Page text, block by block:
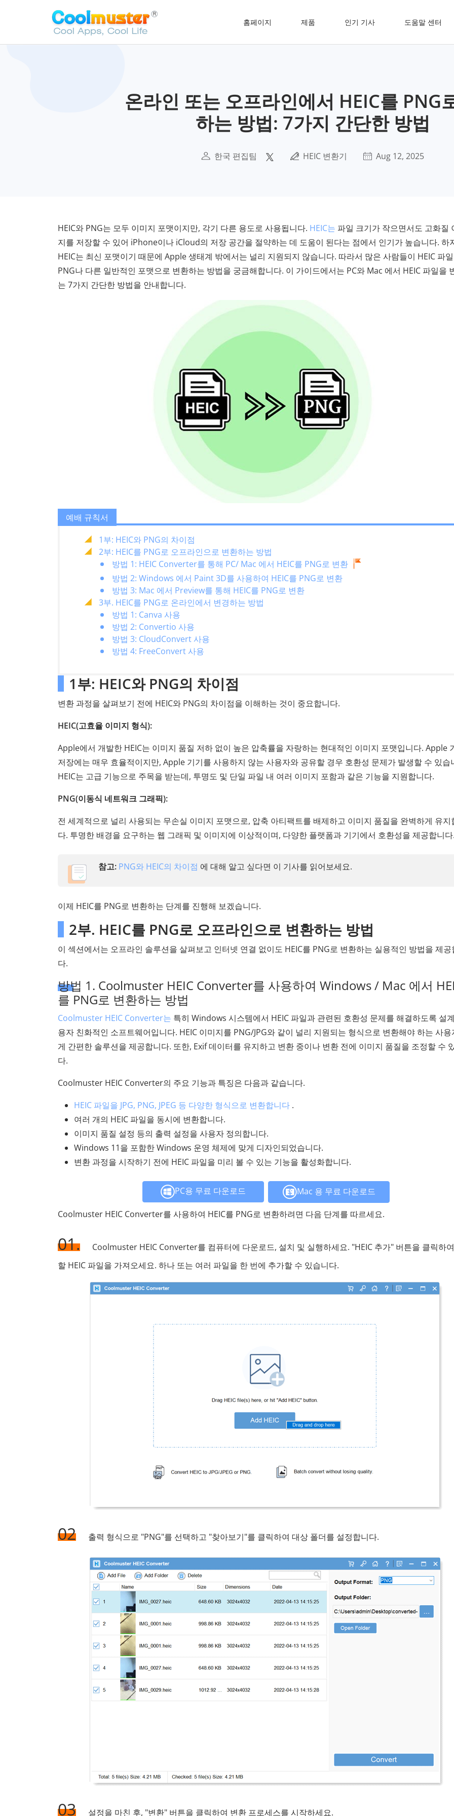
홈페이지 제품 인기 기사 도움말 센터
온라인 또는 오프라인에서 HEIC를 PNG
하는 방법: 7가지 간단한 방법
한국 편집팀 HEIC 변환기 Aug 12, 2025
HEIC와 PNG는 모두 이미지 포맷이지만, 각기 다른 용도로 사용됩니다. HEIC는 파일 크기가 작으면서도 고화질
지를 저장할 수 있어 iPhone이나 iCloud의 저장 공간을 절약하는 데 도움이 된다는 점에서 인기가 높습니다. 하
HEIC는 최신 포맷이기 때문에 Apple 생태계 밖에서는 널리 지원되지 않습니다. 따라서 많은 사람들이 HEIC 파
PNG나 다른 일반적인 포맷으로 변환하는 방법을 궁금해합니다. 이 가이드에서는 PC와 Mac 에서 HEIC 파일을
는 7가지 간단한 방법을 안내합니다.
예배 규칙서
1부: HEIC와 PNG의 차이점
2부: HEIC를 PNG로 오프라인으로 변환하는 방법
방법 1: HEIC Converter를 통해 PC/ Mac 에서 HEIC를 PNG로 변환
방법 2: Windows 에서 Paint 3D를 사용하여 HEIC를 PNG로 변환
방법 3: Mac 에서 Preview를 통해 HEIC를 PNG로 변환
3부. HEIC를 PNG로 온라인에서 변경하는 방법
방법 1: Canva 사용
방법 2: Convertio 사용
방법 3: CloudConvert 사용
방법 4: FreeConvert 사용
1부: HEIC와 PNG의 차이점
변환 과정을 살펴보기 전에 HEIC와 PNG의 차이점을 이해하는 것이 중요합니다.
HEIC(고효율 이미지 형식):
Apple에서 개발한 HEIC는 이미지 품질 저하 없이 높은 압축률을 자랑하는 현대적인 이미지 포맷입니다. Apple
저장에는 매우 효율적이지만, Apple 기기를 사용하지 않는 사용자와 공유할 경우 호환성 문제가 발생할 수 있습
HEIC는 고급 기능으로 주목을 받는데, 투명도 및 단일 파일 내 여러 이미지 포함과 같은 기능을 지원합니다.
PNG(이동식 네트워크 그래픽):
전 세계적으로 널리 사용되는 무손실 이미지 포맷으로, 압축 아티팩트를 배제하고 이미지 품질을 완벽하게 유지
다. 투명한 배경을 요구하는 웹 그래픽 및 이미지에 이상적이며, 다양한 플랫폼과 기기에서 호환성을 제공합니
참고: PNG와 HEIC의 차이점 에 대해 알고 싶다면 이 기사를 읽어보세요.
이제 HEIC를 PNG로 변환하는 단계를 진행해 보겠습니다.
2부. HEIC를 PNG로 오프라인으로 변환하는 방법
이 섹션에서는 오프라인 솔루션을 살펴보고 인터넷 연결 없이도 HEIC를 PNG로 변환하는 실용적인 방법을 제공
다.
방법 1. Coolmuster HEIC Converter를 사용하여 Windows / Mac 에서
를 PNG로 변환하는 방법
Coolmuster HEIC Converter는 특히 Windows 시스템에서 HEIC 파일과 관련된 호환성 문제를 해결하도록 설
용자 친화적인 소프트웨어입니다. HEIC 이미지를 PNG/JPG와 같이 널리 지원되는 형식으로 변환해야 하는 사용
게 간편한 솔루션을 제공합니다. 또한, Exif 데이터를 유지하고 변환 중이나 변환 전에 이미지 품질을 조정할 수
다.
Coolmuster HEIC Converter의 주요 기능과 특징은 다음과 같습니다.
HEIC 파일을 JPG, PNG, JPEG 등 다양한 형식으로 변환합니다 .
여러 개의 HEIC 파일을 동시에 변환합니다.
이미지 품질 설정 등의 출력 설정을 사용자 정의합니다.
Windows 11을 포함한 Windows 운영 체제에 맞게 디자인되었습니다.
변환 과정을 시작하기 전에 HEIC 파일을 미리 볼 수 있는 기능을 활성화합니다.
PC용 무료 다운로드 Mac 용 무료 다운로드
Coolmuster HEIC Converter를 사용하여 HEIC를 PNG로 변환하려면 다음 단계를 따르세요.
01.
Coolmuster HEIC Converter를 컴퓨터에 다운로드, 설치 및 실행하세요. "HEIC 추가" 버튼을 클릭하
할 HEIC 파일을 가져오세요. 하나 또는 여러 파일을 한 번에 추가할 수 있습니다.
02 출력 형식으로 "PNG"를 선택하고 "찾아보기"를 클릭하여 대상 폴더를 설정합니다.
03 설정을 마친 후, "변환" 버튼을 클릭하여 변환 프로세스를 시작하세요.